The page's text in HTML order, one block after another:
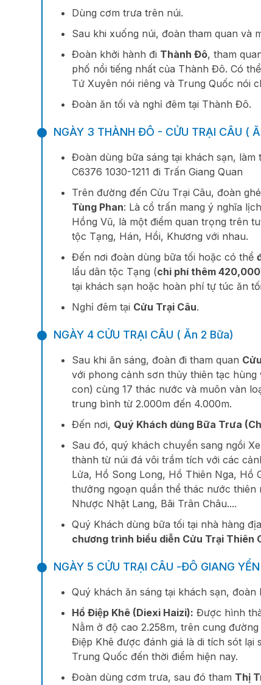
Dùng cơm trưa trên núi.
Sau khi xuống núi, đoàn tham quan và
Đoàn khởi hành đi Thành Đô, tham
phố nổi tiếng nhất của Thành Đô. Có
Tứ Xuyên nói riêng và Trung Quốc nói
Đoàn ăn tối và nghỉ đêm tại Thành Đô.
NGÀY 3 THÀNH ĐÔ - CỬU TRẠI CÂU (
Đoàn dùng bữa sáng tại khách sạn,
C6376 1030-1211 đi Trấn Giang Quan
Trên đường đến Cửu Trại Câu, đoàn
Tùng Phan: Là cổ trấn mang ý nghĩa
Hồng Vũ, là một điểm quan trọng trên
tộc Tạng, Hán, Hồi, Khương với nhau.
Đến nơi đoàn dùng bữa tối hoặc có thể
lẩu dân tộc Tạng (chi phí thêm
tại khách sạn hoặc hoàn phí tự túc ăn
Nghỉ đêm tại Cửu Trại Câu.
NGÀY 4 CỬU TRẠI CÂU ( Ăn 2 Bữa)
Sau khi ăn sáng, đoàn đi tham quan
với phong cảnh sơn thủy thiên tạc
con) cùng 17 thác nước và muôn vàn
trung bình từ 2.000m đến 4.000m.
Đến nơi, Quý Khách dùng Bữa Trưa
Sau đó, quý khách chuyển sang ngồi
thành từ núi đá vôi trầm tích với các
Lửa, Hồ Song Long, Hồ Thiên Nga, Hồ
thưởng ngoạn quần thể thác nước
Nhược Nhật Lang, Bãi Trân Châu....
Quý Khách dùng bữa tối tại nhà hàng
chương trình biểu diễn Cửu Trại Thiên
NGÀY 5 CỬU TRẠI CÂU -ĐÔ GIANG
Quý khách ăn sáng tại khách sạn, đoàn
Hồ Điệp Khê (Diexi Haizi): Được hình
Nằm ở độ cao 2.258m, trên cung
Điệp Khê được đánh giá là di tích sót
Trung Quốc đến thời điểm hiện nay.
Đoàn dùng cơm trưa, sau đó tham Thị